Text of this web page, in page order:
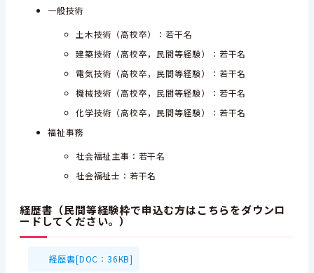
一般技術
土木技術（高校卒）：若干名
建築技術（高校卒，民間等経験）：若干名
電気技術（高校卒，民間等経験）：若干名
機械技術（高校卒，民間等経験）：若干名
化学技術（高校卒，民間等経験）：若干名
福祉事務
社会福祉主事：若干名
社会福祉士：若干名
経歴書（民間等経験枠で申込む方はこちらをダウンロ
ードしてください。）
経歴書[DOC：36KB]